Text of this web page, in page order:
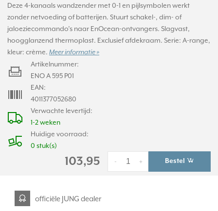
Deze 4-kanaals wandzender met 0-1 en pijlsymbolen werkt
zonder netvoeding of batterijen. Stuurt schakel-, dim- of
jaloeziecommando’s naar EnOcean-ontvangers. Slagvast,
hoogglanzend thermoplast. Exclusief afdekraam. Serie: A-range,
kleur: crème. Meer informatie »
Verwachte levertijd:
1-2 weken
Huidige voorraad:
0 stuk(s)
Artikelnummer:
ENO A 595 P01
EAN:
4011377052680
103,95 +
- Bestel
officiële JUNG dealer